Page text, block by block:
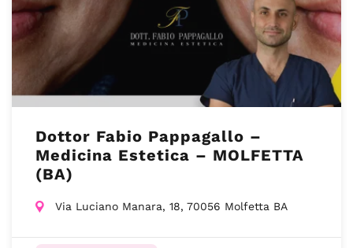
Dottor Fabio Pappagallo –
Medicina Estetica – MOLFETTA
(BA)
Via Luciano Manara, 18, 70056 Molfetta BA